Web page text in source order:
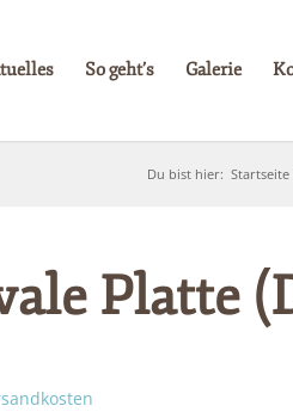
So geht’s Galerie
Du bist hier: Startseite
Platte